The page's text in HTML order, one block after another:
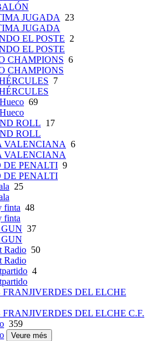
JUGADA
23
JUGADA
EL POSTE 2
EL POSTE
CHAMPIONS 6
CHAMPIONS
7
69
ROLL 17
ROLL
VALENCIANA 6
VALENCIANA
DE PENALTI 9
DE PENALTI
25
finta 48
finta
37
Radio 50
Radio
4
FRANJIVERDES DEL ELCHE
FRANJIVERDES DEL ELCHE C.F.
359
Veure més